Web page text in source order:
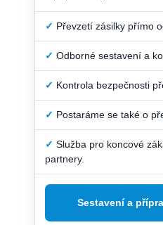
✓ Převzetí zásilky přímo
✓ Odborné sestavení a
✓ Kontrola bezpečnosti
✓ Postaráme se také o
✓ Služba pro koncové
partnery.
Sestavení a